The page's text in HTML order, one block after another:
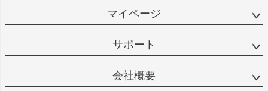
マイページ
サポート
会社概要